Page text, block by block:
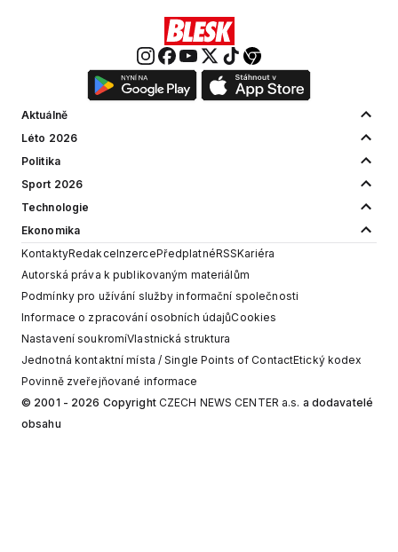
Aktuálně
Léto 2026
Politika
Sport 2026
Technologie
Ekonomika
KontaktyRedakceInzercePředplatnéRSSKariéra
Autorská práva k publikovaným materiálům
Podmínky pro užívání služby informační společnosti
Informace o zpracování osobních údajůCookies
Nastavení soukromíVlastnická struktura
Jednotná kontaktní místa / Single Points of ContactEtický kodex
Povinně zveřejňované informace
© 2001 - 2026 Copyright CZECH NEWS CENTER a.s. a dodavatelé
obsahu